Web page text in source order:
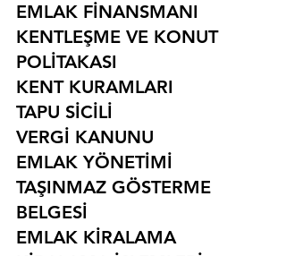
EMLAK FİNANSMANI
KENTLEŞME VE KONUT
POLİTAKASI
KENT KURAMLARI
TAPU SİCİLİ
VERGİ KANUNU
EMLAK YÖNETİMİ
TAŞINMAZ GÖSTERME
BELGESİ
EMLAK KİRALAMA